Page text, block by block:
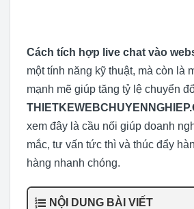
Cách tích hợp live chat vào
một tính năng kỹ thuật, mà còn là
mạnh mẽ giúp tăng tỷ lệ chuyển
xem đây là cầu nối giúp doanh
mắc, tư vấn tức thì và thúc đẩy
hàng nhanh chóng.
NỘI DUNG BÀI VIẾT